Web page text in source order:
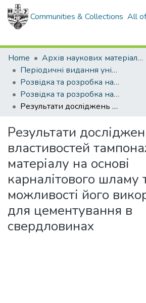
Communities & Collections All
Home
Архів наукових матеріалів
Періодичні видання університету
Розвідка та розробка нафтових і газових родовищ
Розвідка та розробка нафтових і газових родовищ - 2007 - №4
Результати досліджень властивостей тампонажного матеріалу на основі карналітового шламу та можливості його використання для цементування в свердловинах
Результати
властивостей
матеріалу на основі
карналітового шламу
можливості його
для цементування в
свердловинах